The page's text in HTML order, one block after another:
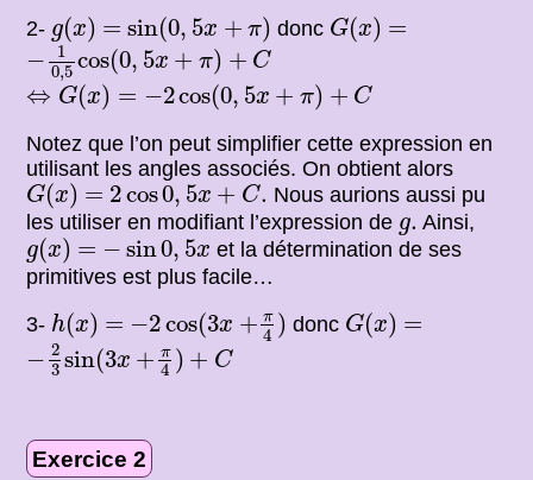
2- g(x)
g( ) =
= sin(0, 5x + π)
sin(0 5 +π donc G(x)
G( ) =
=
−
1
0,5 cos(0, 5x + π) + C
− 10,5cos(0,5x +π + C
⇔ G(x) = −2cos(0, 5x + π) + C
⇔G(x = − cos 5x + +
Notez que l’on peut simplifier cette expression en
utilisant les angles associés. On obtient alors
G(x)
G(x) =
= 2cos0, 5x + C.
2cos0,5x+C.
Nous aurions aussi pu
les utiliser en modifiant l’expression de g.
g Ainsi,
g(x)
g(x) =
= − sin0, 5x
sin0,5 x
et la détermination de ses
primitives est plus facile…
3- h(x)
h ( ) =
= −2cos(3x + π
4 )
2cos (3 +π4) donc G(x)
G(x ) =
=
− 2
3 sin(3x + π
4 ) + C
23sin(3 π4 + C
Exercice 2